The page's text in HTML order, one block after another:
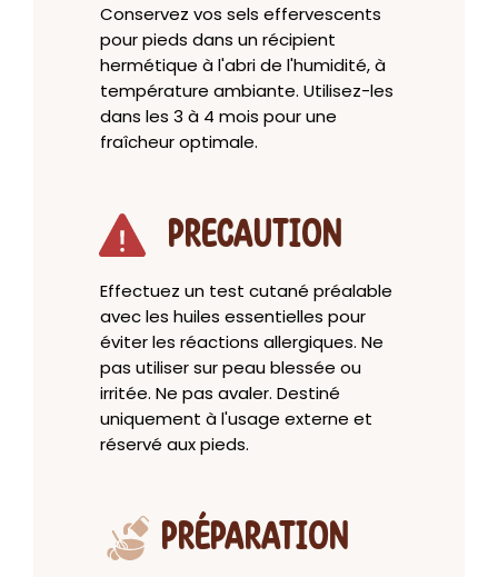
Conservez vos sels effervescents
pour pieds dans un récipient
hermétique à l'abri de l'humidité, à
température ambiante. Utilisez-les
dans les 3 à 4 mois pour une
fraîcheur optimale.
PRECAUTION
Effectuez un test cutané préalable
avec les huiles essentielles pour
éviter les réactions allergiques. Ne
pas utiliser sur peau blessée ou
irritée. Ne pas avaler. Destiné
uniquement à l'usage externe et
réservé aux pieds.
PRÉPARATION